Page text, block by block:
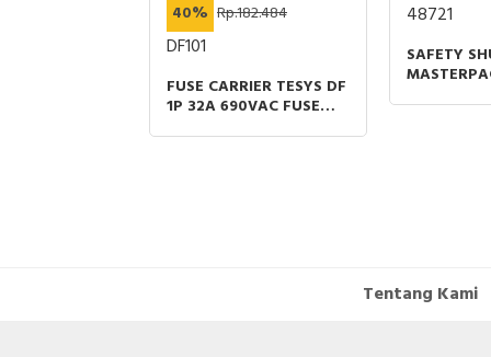
40% Rp.182.484
DF101
FUSE CARRIER TESYS DF
1P 32A 690VAC FUSE
48721
SAFETY
Tentang Kami